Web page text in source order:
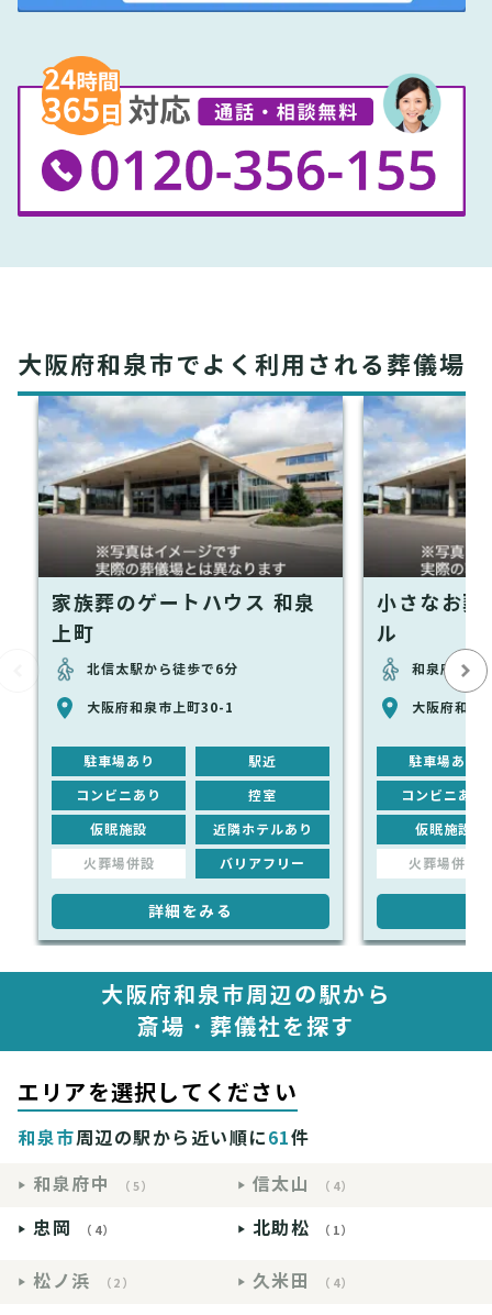
大阪府和泉市でよく利用される葬儀場
家族葬のゲートハウス 和泉
上町
北信太駅から徒歩で6分
大阪府和泉市上町30-1
駐車場あり 駅近
コンビニあり 控室
仮眠施設 近隣ホテルあり
火葬場併設 バリアフリー
詳細をみる
小さなお葬
ル
和泉府中駅
大阪府和泉
駐車場あり
コンビニあり
仮眠施設
火葬場併設
大阪府和泉市周辺の駅から
斎場・葬儀社を探す
エリアを選択してください
和泉市周辺の駅から近い順に61件
和泉府中
（5） 信太山 （4）
忠岡 （4） 北助松 （1）
松ノ浜 （2） 久米田 （4）